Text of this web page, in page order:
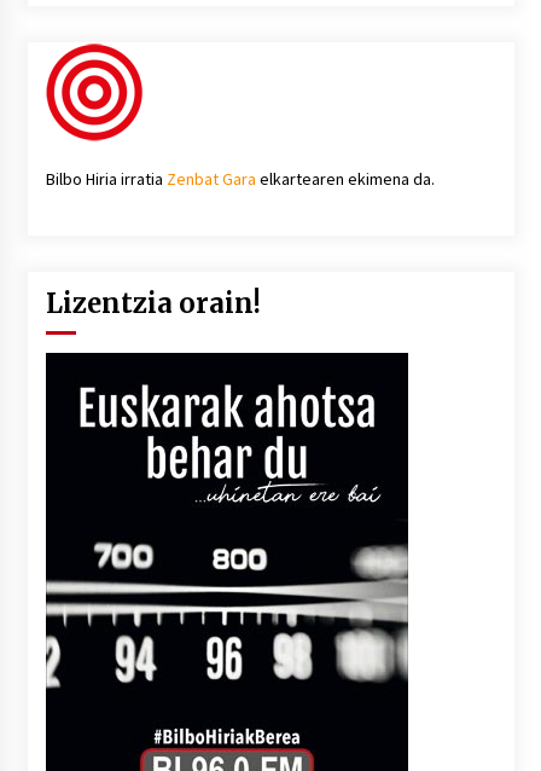
Bilbo Hiria irratia Zenbat Gara elkartearen ekimena da.
Lizentzia orain!